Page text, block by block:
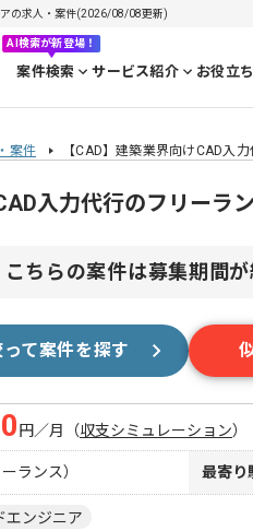
アの求人・案件(2026/08/08更新)
AI検索が新登場！
案件検索 サービス紹介 お役立
案件 【CAD】建築業界向けCAD入
入力代行のフリーラ
こちらの案件は募集期間
て案件を探す
円／月 （収支シミュレーション）
ランス） 最寄り
エンジニア